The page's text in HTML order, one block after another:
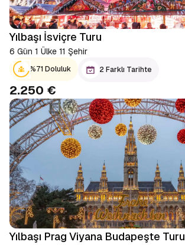
Yılbaşı İsviçre Turu
6 Gün 1 Ülke 11 Şehir
%71 Doluluk 2 Farklı Tarihte
2.250 €
Yılbaşı Prag Viyana Budapeşte Turu